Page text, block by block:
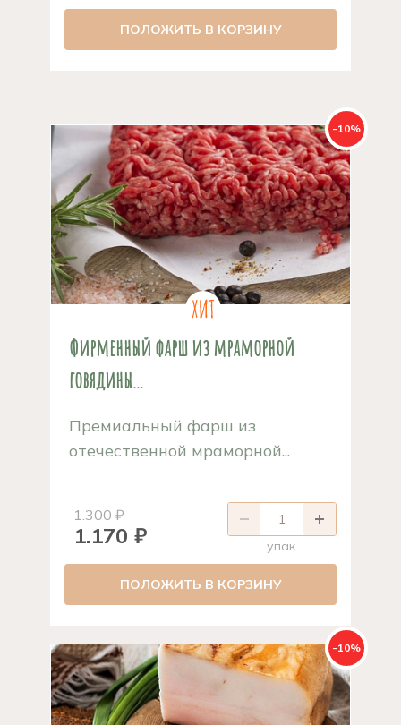
ПОЛОЖИТЬ В КОРЗИНУ
-10%
Фирменный фарш из мраморной
говядины...
Премиальный фарш из
отечественной мраморной...
1.300 ₽
1.170 ₽ упак.
ПОЛОЖИТЬ В КОРЗИНУ
-10%